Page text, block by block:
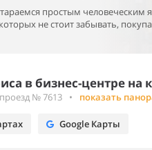
простым
не стоит забывать,
в бизнес-центре на
№ 7613 • показать
Google Карты